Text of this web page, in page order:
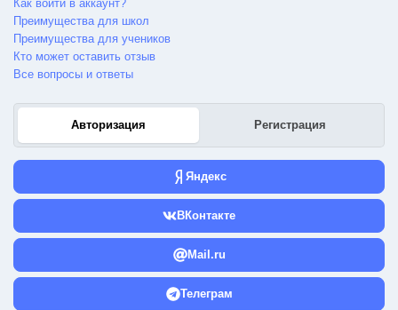
Как войти в аккаунт?
Преимущества для школ
Преимущества для учеников
Кто может оставить отзыв
Все вопросы и ответы
Авторизация Регистрация
Яндекс
ВКонтакте
Mail.ru
Телеграм